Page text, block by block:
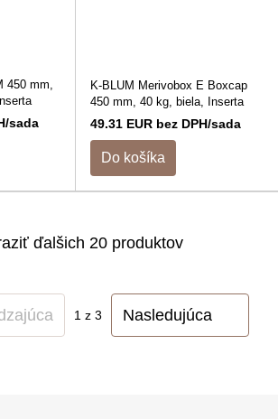
450 mm,
sada
K-BLUM Merivobox E Boxcap
450 mm, 40 kg, biela, Inserta
49.31 EUR bez DPH/sada
Do košíka
ďalšich 20 produktov
1z 3 Nasledujúca